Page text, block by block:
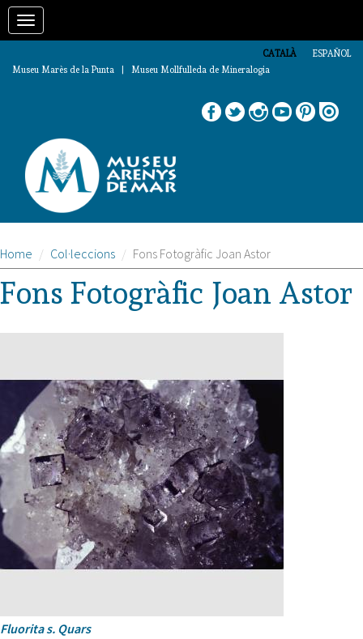
Vés
contingutToggle
ESPAÑOL
CATALÀ
Museu Marès de la Punta | Museu Mollfulleda de Mineralogia
Home Col·leccions Fons Fotogràfic Joan Astor
Fons Fotogràfic Joan Astor
Fluorita s. Quars